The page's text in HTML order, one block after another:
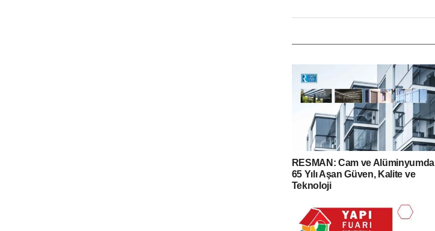
RESMAN: Cam ve Alüminyumda
65 Yılı Aşan Güven, Kalite ve
Teknoloji